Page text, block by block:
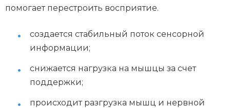
помогает перестроить восприятие.
создается стабильный поток сенсорной
информации;
снижается нагрузка на мышцы за счет
поддержки;
происходит разгрузка мышц и нервной